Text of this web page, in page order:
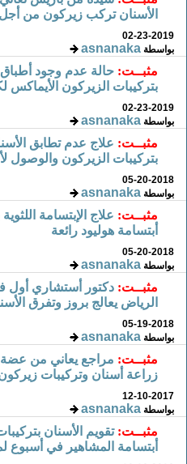
الأسنان تركب زيركون من أجل
02-23-2019
بواسطةasnanaka
مثبــت: حالة عدم وجود أطباق
بتركيبات الزيركون الأيماكس
02-23-2019
بواسطةasnanaka
مثبــت: علاج عدم تطابق
بتركيبات الزيركون والوصول
05-20-2018
بواسطةasnanaka
مثبــت: علاج الإبتسامة
أبتسامة هوليود رائعة
05-20-2018
بواسطةasnanaka
مثبــت: دكتور أستشاري أول
الرياض يعالج بروز وتفرق
05-19-2018
بواسطةasnanaka
مثبــت: مراجع يعاني من عضة
زراعة أسنان وتركيبات زيركون
12-10-2017
بواسطةasnanaka
مثبــت: تقويم الأسنان
أبتسامة المشاهير في أسبوع